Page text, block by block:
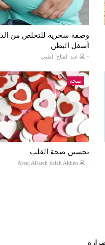
وصفة سحرية للتخلص من
أسفل البطن
- عبد الفتاح الطيب
صحة
تحسين صحة القلب
-
Areej Alfateh Salah Aldien